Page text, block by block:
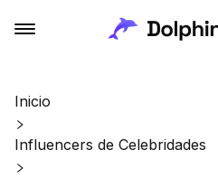
Inicio
Influencers de Celebridades